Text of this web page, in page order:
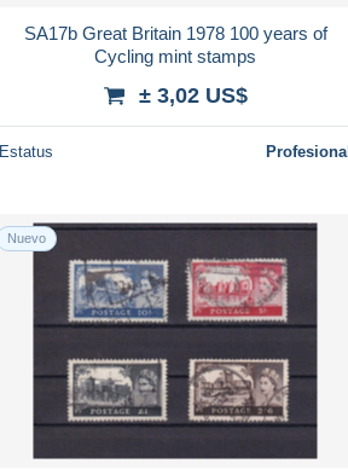
SA17b Great Britain 1978 100 years of
Cycling mint stamps
± 3,02 US$
Estatus Profesional
Nuevo